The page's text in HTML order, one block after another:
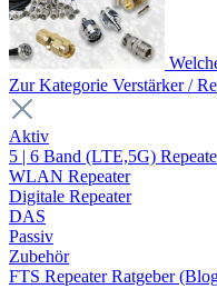
Zur Kategorie Verstärker /
Aktiv
5 | 6 Band (LTE,5G)
WLAN Repeater
Digitale Repeater
DAS
Passiv
Zubehör
FTS Repeater Ratgeber